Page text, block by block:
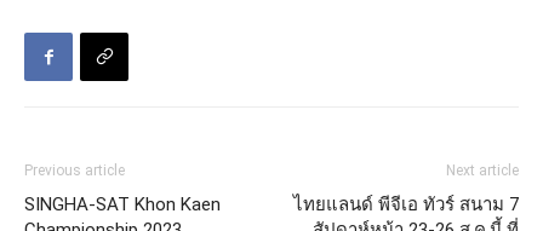
Previous article
SINGHA-SAT Khon Kaen
Next article
ไทยแลนด์ พีจีเอ ทัวร์ สนาม 7